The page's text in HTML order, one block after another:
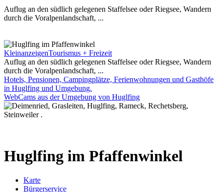
Auflug an den südlich gelegenen Staffelsee oder Riegsee, Wandern
durch die Voralpenlandschaft, ...
KleinanzeigenTourismus + Freizeit
Auflug an den südlich gelegenen Staffelsee oder Riegsee, Wandern
durch die Voralpenlandschaft, ...
Hotels, Pensionen, Campingplätze, Ferienwohnungen und Gasthöfe
in Huglfing und Umgebung.
WebCams aus der Umgebung von Huglfing
Huglfing im Pfaffenwinkel
Karte
Bürgerservice